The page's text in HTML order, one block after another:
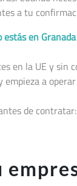
a tu
estás en
en la UE y sin
a
de contratar: